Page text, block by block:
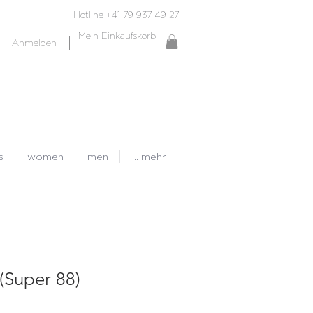
Hotline +41 79 937 49 27
Mein Einkaufskorb
Anmelden
women men ... mehr
88)